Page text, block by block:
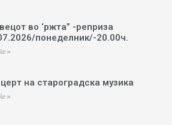
во ‘ржта” -реприза
понеделник/-20.00ч.
»
на староградска музика
»